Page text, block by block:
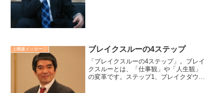
上機嫌メッセージ ブレイクスルーの4ステップ
「ブレイクスルーの4ステップ」。ブレイ
クスルーとは、「仕事観」や「人生観」
の変革です。ステップ1、ブレイクダウン